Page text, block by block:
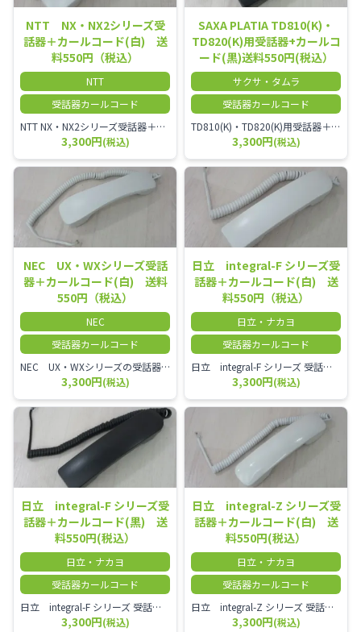
NTT NX・NX2シリーズ受
話器＋カールコード(白) 送
料550円（税込）
NTT
受話器カールコード
NTT NX・NX2シリーズ受話器＋カールコード
3,300円(税込)
SAXA PLATIA TD810(K)・
TD820(K)用受話器+カールコ
ード(黒)送料550円(税込）
サクサ・タムラ
受話器カールコード
TD810(K)・TD820(K)用受話器＋カールコード セット／本商品は中古品となります。 写真では分かりにくいキズ・汚れなどの使用感があります。 予めご理解・ご了承頂きますようお願いいたします。
3,300円(税込)
NEC UX・WXシリーズ受話
器＋カールコード(白) 送料
550円（税込）
NEC
受話器カールコード
NEC UX・WXシリーズの受話器とカールコードセット／本商品は中古品となります。 写真では分かりにくいキズ・汚れなどの使用感があります。 経年変化で日焼けの色味が強くなる場合がございます。 予めご理解・ご了承頂きますようお願いいたします。
3,300円(税込)
日立 integral-F シリーズ受
話器＋カールコード(白) 送
料550円（税込）
日立・ナカヨ
受話器カールコード
日立 integral-F シリーズ 受話器＋カールコード セット（白）／本商品は中古品となります。 写真では分かりにくいキズ・汚れなどの使用感があります。 経年変化で日焼けの色味が強くなる場合がございます。 予めご理解・ご了承頂きますようお願いいたします。
3,300円(税込)
日立 integral-F シリーズ受
話器＋カールコード(黒) 送
料550円(税込）
日立・ナカヨ
受話器カールコード
日立 integral-F シリーズ 受話器＋カールコード セット（白）／本商品は中古品となります。 写真では分かりにくいキズ・汚れなどの使用感があります。 経年変化で日焼けの色味が強くなる場合がございます。 予めご理解・ご了承頂きますようお願いいたします。
3,300円(税込)
日立 integral-Z シリーズ受
話器＋カールコード(白) 送
料550円(税込）
日立・ナカヨ
受話器カールコード
日立 integral-Z シリーズ 受話器＋カールコード セット（白）／本商品は中古品となります。 写真では分かりにくいキズ・汚れなどの使用感があります。 経年変化で日焼けの色味が強くなる場合がございます。 予めご理解・ご了承頂きますようお願いいたします。
3,300円(税込)